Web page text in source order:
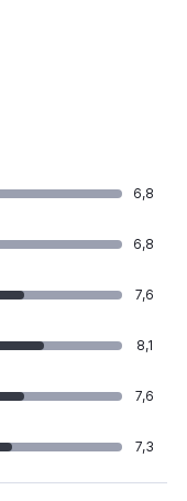
6,8
6,8
7,6
8,1
7,6
7,3